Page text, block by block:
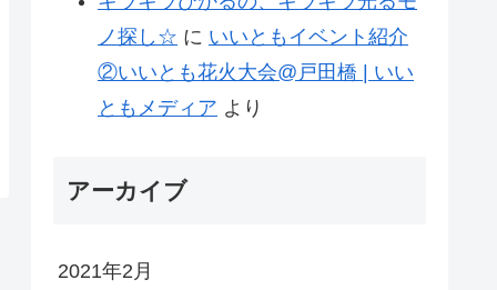
ノ探し☆ に いいともイベント紹介
②いいとも花火大会@戸田橋 | いい
ともメディア より
アーカイブ
2021年2月